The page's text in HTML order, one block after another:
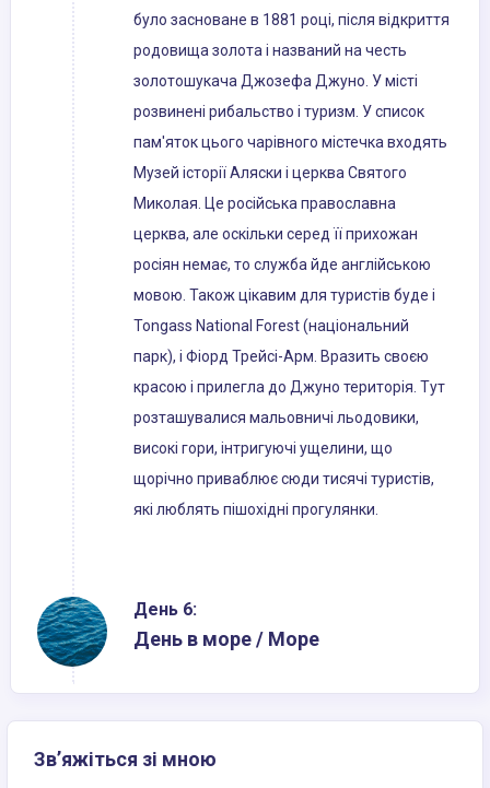
було засноване в 1881 році, після відкриття
родовища золота і названий на честь
золотошукача Джозефа Джуно. У місті
розвинені рибальство і туризм. У список
пам'яток цього чарівного містечка входять
Музей історії Аляски і церква Святого
Миколая. Це російська православна
церква, але оскільки серед її прихожан
росіян немає, то служба йде англійською
мовою. Також цікавим для туристів буде і
Tongass National Forest (національний
парк), і Фіорд Трейсі-Арм. Вразить своєю
красою і прилегла до Джуно територія. Тут
розташувалися мальовничі льодовики,
високі гори, інтригуючі ущелини, що
щорічно приваблює сюди тисячі туристів,
які люблять пішохідні прогулянки.
День 6:
День в море / Море
Зв’яжіться зі мною